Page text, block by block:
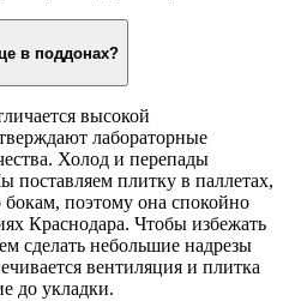
в поддонах?
высокой
лабораторные
Холод и перепады
плитку в паллетах,
поэтому она спокойно
Краснодара. Чтобы избежать
сделать небольшие надрезы
вентиляция и плитка
до укладки.